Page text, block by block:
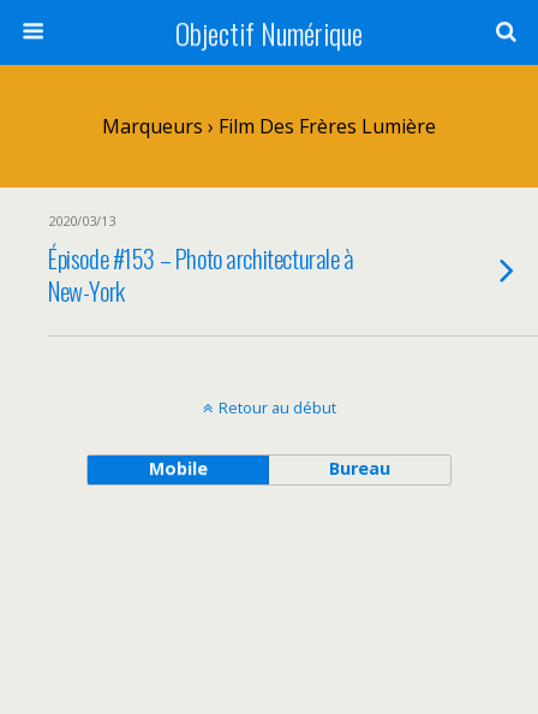
Objectif Numérique
Marqueurs › Film Des Frères Lumière
2020/03/13
Épisode #153 – Photo architecturale à
New-York
Retour au début
Mobile Bureau